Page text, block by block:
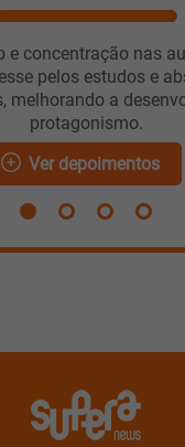
e concentração nas
pelos estudos e
melhorando a
protagonismo.
Ver depoimentos